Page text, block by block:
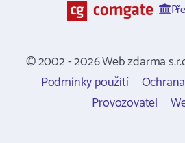
© 2002 - 2026 Web zdarma
Podmínky použití
Provozovatel